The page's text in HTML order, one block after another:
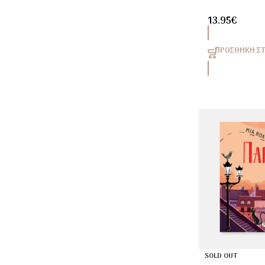
13.95€
ΠΡΟΣΘΉΚΗ
SOLD OUT